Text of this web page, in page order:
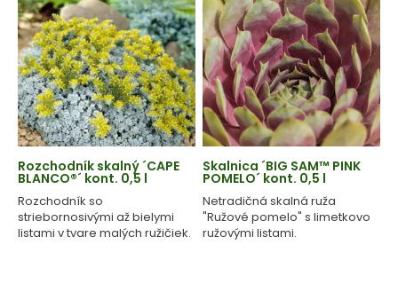
Rozchodník skalný ´CAPE
BLANCO®´ kont. 0,5 l
Rozchodník so
striebornosivými až bielymi
listami v tvare malých ružičiek.
Skalnica ´BIG SAM™ PINK
POMELO´ kont. 0,5 l
Netradičná skalná ruža
"Ružové pomelo" s limetkovo
ružovými listami.